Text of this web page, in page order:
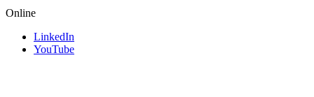
Online
LinkedIn
YouTube